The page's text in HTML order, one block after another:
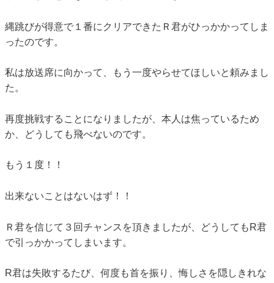
縄跳びが得意で１番にクリアできたＲ君がひっかかってしま
ったのです。
私は放送席に向かって、もう一度やらせてほしいと頼みまし
た。
再度挑戦することになりましたが、本人は焦っているため
か、どうしても飛べないのです。
もう１度！！
出来ないことはないはず！！
Ｒ君を信じて３回チャンスを頂きましたが、どうしてもR君
で引っかかってしまいます。
R君は失敗するたび、何度も首を振り、悔しさを隠しきれな